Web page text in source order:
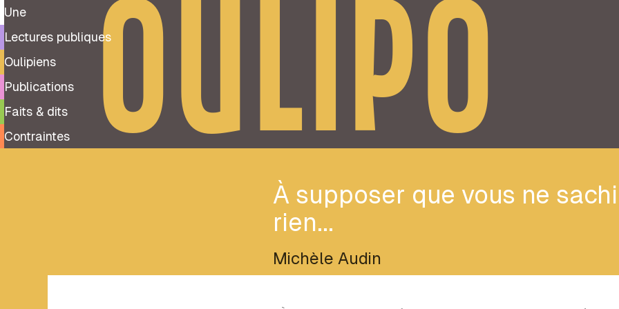
Une
Lectures publiques
Oulipiens
Publications
Faits & dits
Contraintes
OULIPO
À supposer que vous ne
rien...
Michèle Audin